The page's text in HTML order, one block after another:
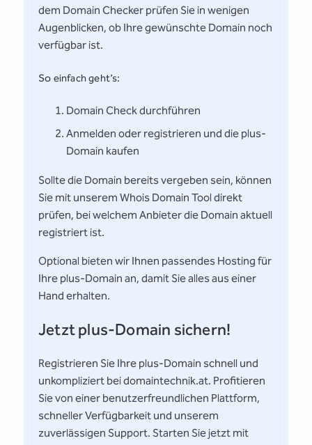
dem Domain Checker prüfen Sie in wenigen
Augenblicken, ob Ihre gewünschte Domain noch
verfügbar ist.
So einfach geht’s:
Domain Check durchführen
Anmelden oder registrieren und die plus-
Domain kaufen
Sollte die Domain bereits vergeben sein, können
Sie mit unserem Whois Domain Tool direkt
prüfen, bei welchem Anbieter die Domain aktuell
registriert ist.
Optional bieten wir Ihnen passendes Hosting für
Ihre plus-Domain an, damit Sie alles aus einer
Hand erhalten.
Jetzt plus-Domain sichern!
Registrieren Sie Ihre plus-Domain schnell und
unkompliziert bei domaintechnik.at. Profitieren
Sie von einer benutzerfreundlichen Plattform,
schneller Verfügbarkeit und unserem
zuverlässigen Support. Starten Sie jetzt mit